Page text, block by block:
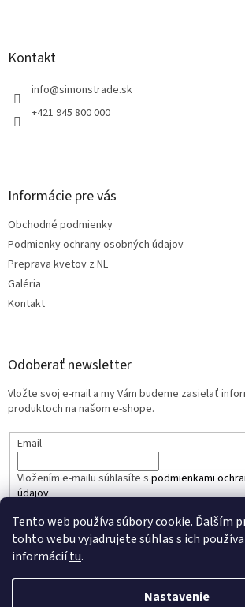
Tento web používa súbory cookie. Ďalším
tohto webu vyjadrujete súhlas s ich
informáciítu.
Nastavenie
Z
Kontakt
info@simonstrade.sk
+421 945 800 000
Informácie pre vás
Obchodné podmienky
Podmienky ochrany osobných údajov
Preprava kvetov z NL
Galéria
Kontakt
Odoberať newsletter
Vložte svoj e-mail a my Vám budeme zasielať
produktoch na našom e-shope.
Email
Vložením e-mailu súhlasíte s podmienkami
údajov
PRIHLÁSIŤ SA
Vytvoril Shoptet